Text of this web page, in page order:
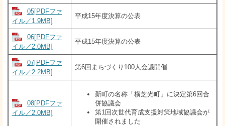
05[PDFファ
イル／1.9MB]
平成15年度決算の公表
06[PDFファ
イル／2.0MB]
平成15年度決算の公表
07[PDFファ
イル／2.2MB]
第6回まちづくり100人会議開催
08[PDFファ
イル／2.0MB]
新町の名称「横芝光町」に決定第6回合
併協議会
第1回次世代育成支援対策地域協議会が
開催されました